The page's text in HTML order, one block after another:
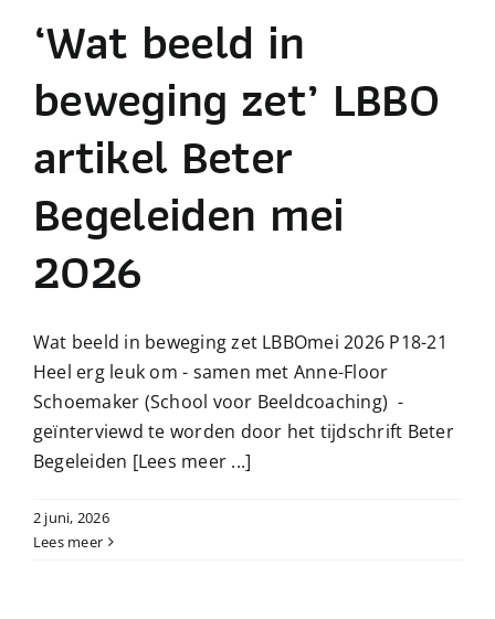
‘Wat beeld in
beweging zet’ LBBO
artikel Beter
Begeleiden mei
2026
Wat beeld in beweging zet LBBOmei 2026 P18-21
Heel erg leuk om - samen met Anne-Floor
Schoemaker (School voor Beeldcoaching) -
geïnterviewd te worden door het tijdschrift Beter
Begeleiden [Lees meer ...]
2 juni, 2026
Lees meer